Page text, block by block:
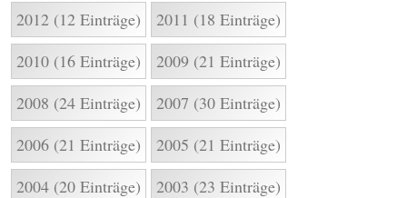
2012 (12 Einträge)
2011 (18 Einträge)
2010 (16 Einträge)
2009 (21 Einträge)
2008 (24 Einträge)
2007 (30 Einträge)
2006 (21 Einträge)
2005 (21 Einträge)
2004 (20 Einträge)
2003 (23 Einträge)